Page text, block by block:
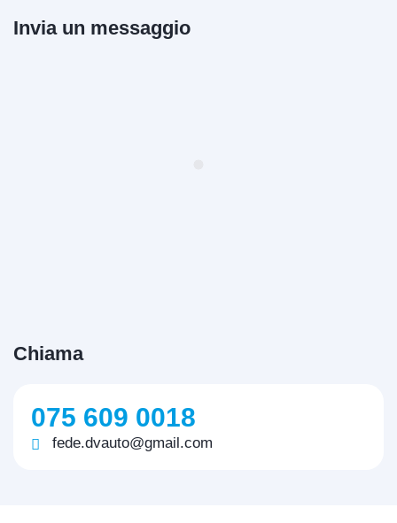
Invia un messaggio
Chiama
075 609 0018
fede.dvauto@gmail.com